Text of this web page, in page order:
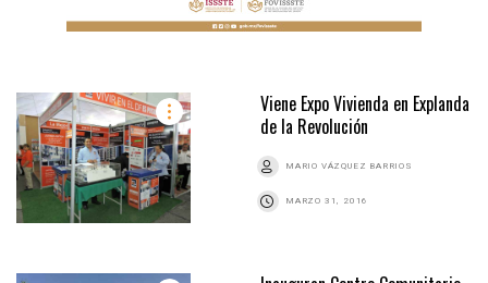
Viene Expo Vivienda en Explanda
de la Revolución
MARIO VÁZQUEZ BARRIOS
MARZO 31, 2016